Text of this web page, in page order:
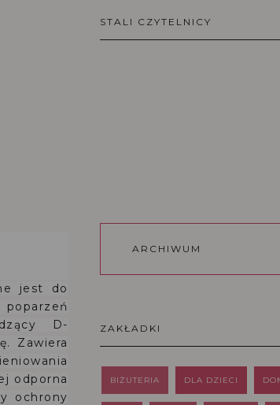
jest do
D-
Zawiera
odporna
ochrony
STALI CZYTELNICY
ARCHIWUM
ZAKŁADKI
BIŻUTERIA DLA DZIECI